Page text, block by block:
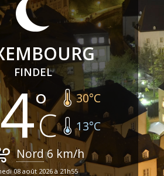
FINDEL
30°C
13°C
Nord6 km/h
08 août 2026 à 21h55